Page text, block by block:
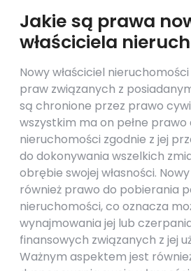
Jakie są prawa
właściciela
Nowy właściciel
praw związanych z
są chronione przez prawo
wszystkim ma on pełne
nieruchomości zgodnie z jej
do dokonywania wszelkich
obrębie swojej własności.
również prawo do pobierania
nieruchomości, co oznacza
wynajmowania jej lub
finansowych związanych z jej
Ważnym aspektem jest